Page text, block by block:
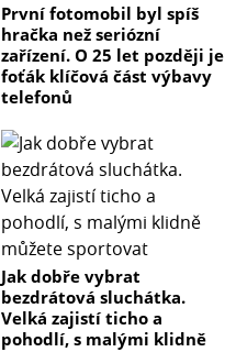
První fotomobil byl spíš
hračka než seriózní
zařízení. O 25 let později je
foťák klíčová část výbavy
telefonů
Jak dobře vybrat
bezdrátová sluchátka.
Velká zajistí ticho a
pohodlí, s malými klidně